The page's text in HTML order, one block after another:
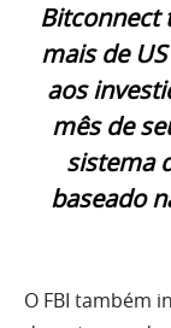
Bitconnect
mais de
aos
mês de
sistema
baseado
O FBI também